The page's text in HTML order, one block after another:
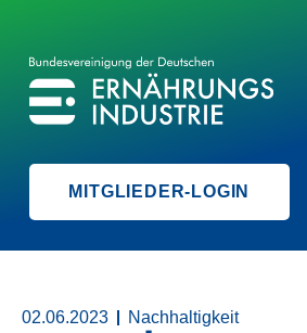
BVE
BUNDESVEREINIGUNG DER ERNÄHRUNGSINDUSTRIE
MITGLIEDER-LOGIN
02.06.2023 Nachhaltigkeit